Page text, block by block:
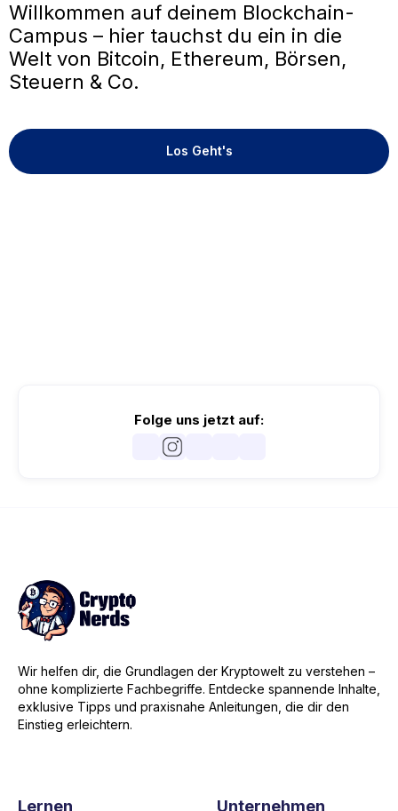
Willkommen auf deinem Blockchain-
Campus – hier tauchst du ein in die
Welt von Bitcoin, Ethereum, Börsen,
Steuern & Co.
Los Geht's
Folge uns jetzt auf:
Wir helfen dir, die Grundlagen der Kryptowelt zu verstehen –
ohne komplizierte Fachbegriffe. Entdecke spannende Inhalte,
exklusive Tipps und praxisnahe Anleitungen, die dir den
Einstieg erleichtern.
Lernen Unternehmen